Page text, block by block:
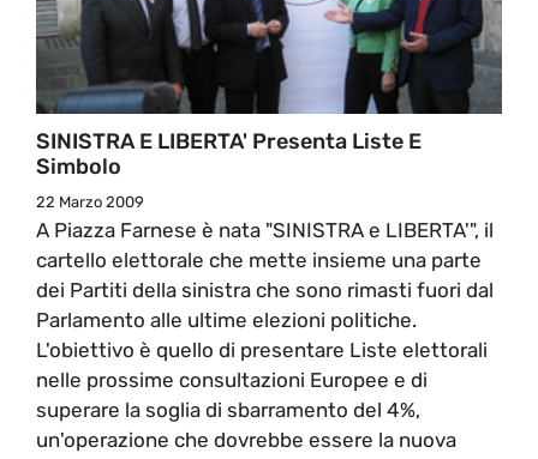
SINISTRA E LIBERTA' Presenta Liste E
Simbolo
22 Marzo 2009
A Piazza Farnese è nata "SINISTRA e LIBERTA'", il
cartello elettorale che mette insieme una parte
dei Partiti della sinistra che sono rimasti fuori dal
Parlamento alle ultime elezioni politiche.
L'obiettivo è quello di presentare Liste elettorali
nelle prossime consultazioni Europee e di
superare la soglia di sbarramento del 4%,
un'operazione che dovrebbe essere la nuova